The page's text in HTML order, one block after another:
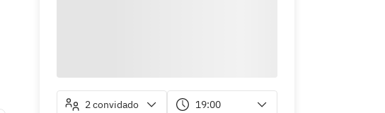
2 convidado 19:00